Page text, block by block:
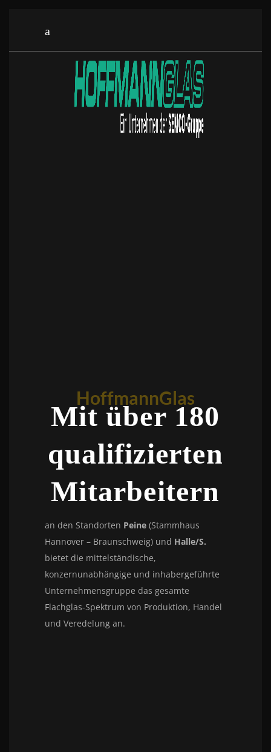
HoffmannGlas
Mit über 180
qualifizierten
Mitarbeitern
an den Standorten Peine (Stammhaus
Hannover – Braunschweig) und Halle/S.
bietet die mittelständische,
konzernunabhängige und inhabergeführte
Unternehmensgruppe das gesamte
Flachglas-Spektrum von Produktion, Handel
und Veredelung an.